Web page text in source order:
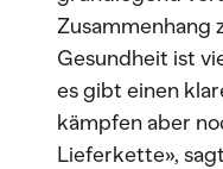
Zusammenhang
Gesundheit ist
es gibt einen
kämpfen aber
Lieferkette»,